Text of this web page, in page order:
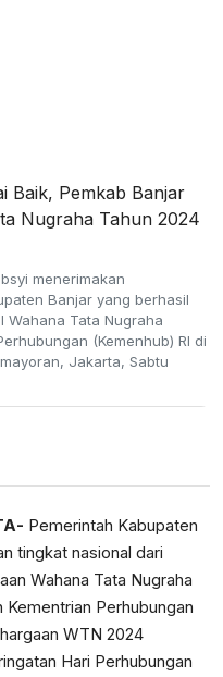
menerimakan
Banjar yang berhasil
Wahana Tata Nugraha
(Kemenhub) RI di
Jakarta, Sabtu
Pemerintah Kabupaten
tingkat nasional dari
Wahana Tata Nugraha
Perhubungan
WTN 2024
Hari Perhubungan